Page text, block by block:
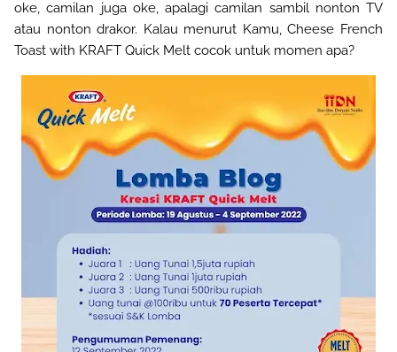
oke, camilan juga oke, apalagi camilan sambil nonton TV
atau nonton drakor. Kalau menurut Kamu, Cheese French
Toast with KRAFT Quick Melt cocok untuk momen apa?